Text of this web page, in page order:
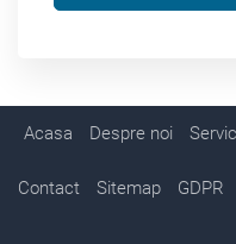
Acasa Despre noi
Contact Sitemap GDPR